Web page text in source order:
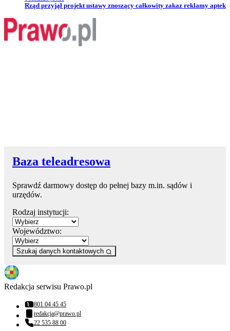
Przejdź do artykułu:
Rząd przyjął projekt ustawy znoszący całkowity zakaz reklamy aptek
Baza teleadresowa
Sprawdź darmowy dostęp do pełnej bazy m.in. sądów i
urzędów.
Rodzaj instytucji:
Województwo:
Szukaj danych kontaktowych
Redakcja serwisu Prawo.pl
Numer telefonu:
801 04 45 45
Adres email:
redakcja@prawo.pl
Numer telefonu:
22 535 88 00